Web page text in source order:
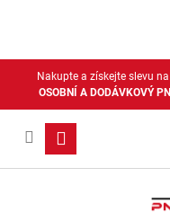
Nakupte a získejte slevu
OSOBNÍ A DODÁVKOVÝ